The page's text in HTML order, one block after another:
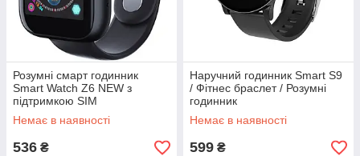
Розумні смарт годинник
Smart Watch Z6 NEW з
підтримкою SIM
Немає в наявності
536 ₴
Наручний годинник Smart S9
/ Фітнес браслет / Розумні
годинник
Немає в наявності
599 ₴